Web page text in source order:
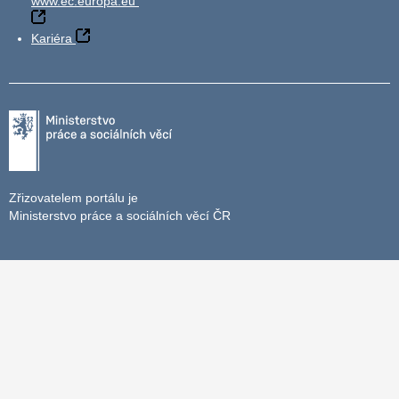
Kariéra
Zřizovatelem portálu je
Ministerstvo práce a sociálních věcí ČR